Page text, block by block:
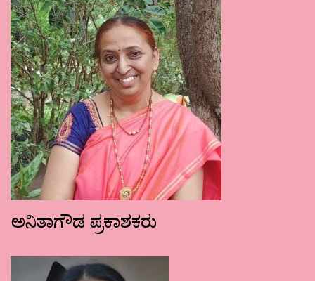
ಅನಿತಾಗೌಡ ಪ್ರಕಾಶಕರು